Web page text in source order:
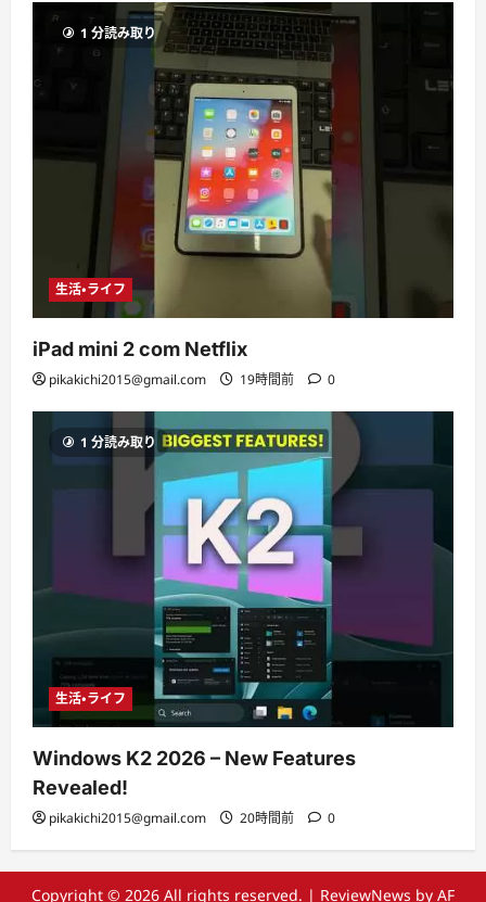
1 分読み取り
生活・ライフ
iPad mini 2 com Netflix
pikakichi2015@gmail.com 19時間前 0
1 分読み取り
生活・ライフ
Windows K2 2026 – New Features
Revealed!
pikakichi2015@gmail.com 20時間前 0
Copyright © 2026 All rights reserved. | ReviewNews by AF